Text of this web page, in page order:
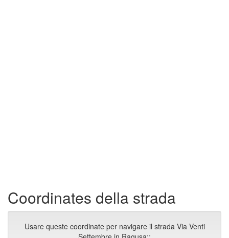
Coordinates della strada
Usare queste coordinate per navigare il strada Via Venti